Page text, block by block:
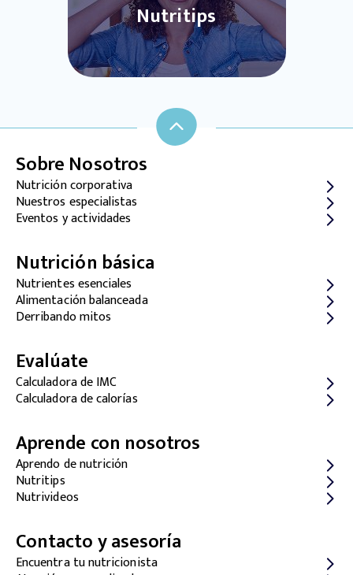
Nutritips
Sobre Nosotros
Nutrición corporativa
Nuestros especialistas
Eventos y actividades
Nutrición básica
Nutrientes esenciales
Alimentación balanceada
Derribando mitos
Evalúate
Calculadora de IMC
Calculadora de calorías
Aprende con nosotros
Aprendo de nutrición
Nutritips
Nutrivideos
Contacto y asesoría
Encuentra tu nutricionista